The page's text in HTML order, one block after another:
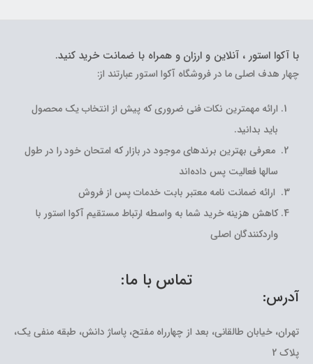
با آکوا استور ، آنلاین و ارزان و همراه با ضمانت خرید کنید.
چهار هدف اصلی ما در فروشگاه آکوا استور عبارتند از:
ارائه مهمترین نکات فنی ضروری که پیش از انتخاب یک محصول
باید بدانید.
معرفی بهترین برندهای موجود در بازار که امتحان خود را در طول
سالها فعالیت پس داده‌اند
ارائه ضمانت نامه معتبر بابت خدمات پس از فروش
کاهش هزینه خرید شما به واسطه ارتباط مستقیم آکوا استور با
واردکنندگان اصلی
تماس با ما:
آدرس:
تهران، خیابان طالقانی، بعد از چهارراه مفتح، پاساژ دانش، طبقه منفی یک،
پلاک 2